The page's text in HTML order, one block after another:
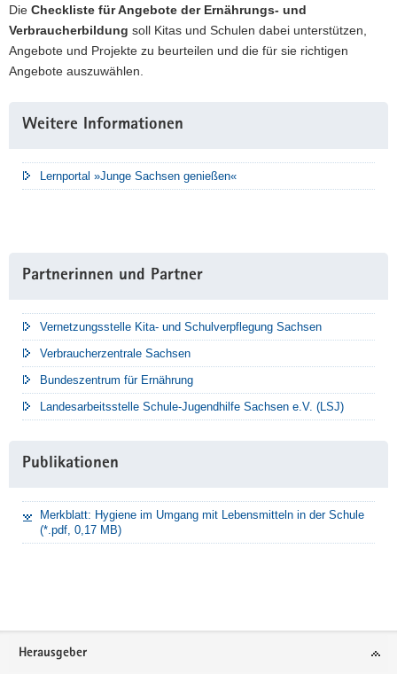
Die Checkliste für Angebote der Ernährungs- und
Verbraucherbildung soll Kitas und Schulen dabei unterstützen,
Angebote und Projekte zu beurteilen und die für sie richtigen
Angebote auszuwählen.
Information
Weitere Informationen
Lernportal »Junge Sachsen genießen«
Partnerinnen und Partner
Vernetzungsstelle Kita- und Schulverpflegung Sachsen
Verbraucherzentrale Sachsen
Bundeszentrum für Ernährung
Landesarbeitsstelle Schule-Jugendhilfe Sachsen e.V. (LSJ)
Publikationen
Merkblatt: Hygiene im Umgang mit Lebensmitteln in der Schule
(*.pdf, 0,17 MB)
Footer-
Herausgeber